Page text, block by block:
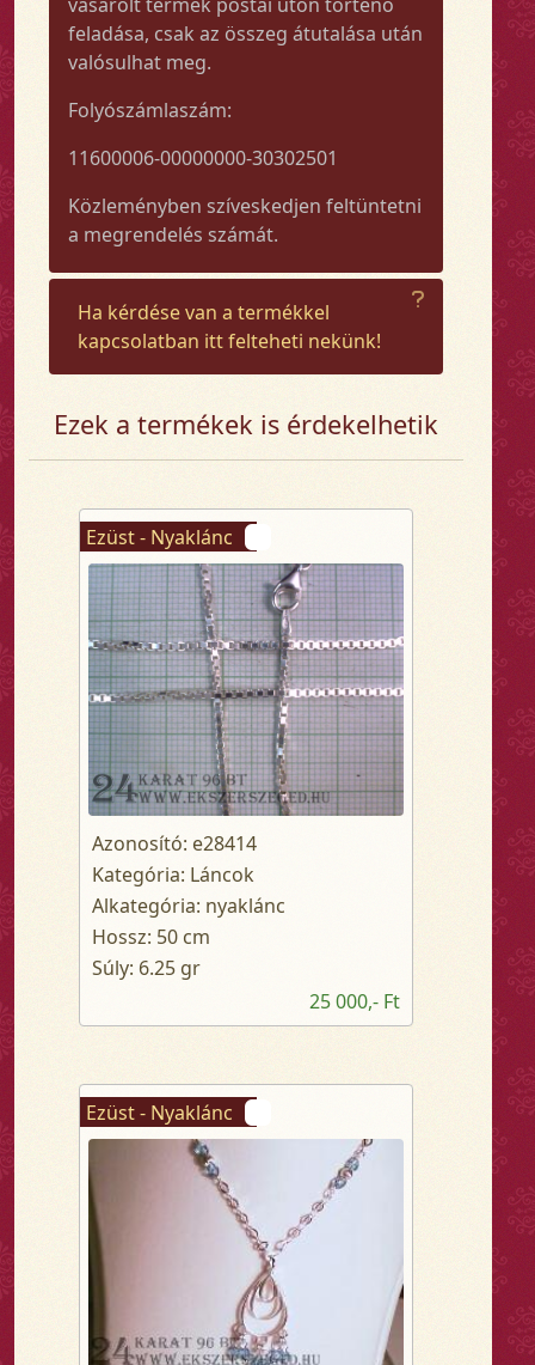
feladása, csak az összeg átutalása után
valósulhat meg.
Folyószámlaszám:
11600006-00000000-30302501
Közleményben szíveskedjen feltüntetni
a megrendelés számát.
Ha kérdése van a termékkel
kapcsolatban itt felteheti nekünk!
Ezek a termékek is érdekelhetik
Ezüst - Nyaklánc
Azonosító: e28414
Kategória: Láncok
Alkategória: nyaklánc
Hossz: 50 cm
Súly: 6.25 gr
25 000,- Ft
Ezüst - Nyaklánc